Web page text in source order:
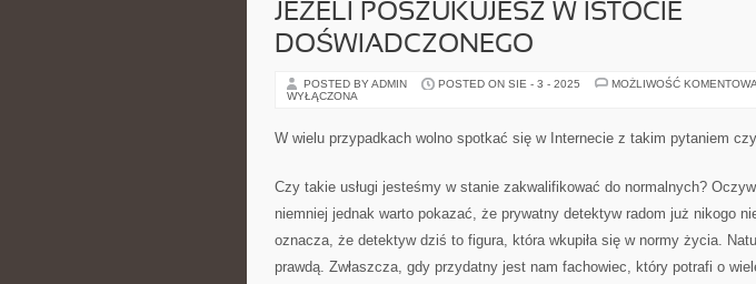
JEŻELI POSZUKUJESZ W ISTOCIE
DOŚWIADCZONEGO
POSTED BY ADMIN POSTED ON SIE - 3 - 2025 MOŻLIWOŚĆ
WYŁĄCZONA
W wielu przypadkach wolno spotkać się w Internecie z takim pytaniem
Czy takie usługi jesteśmy w stanie zakwalifikować do normalnych?
niemniej jednak warto pokazać, że prywatny detektyw radom już nikogo
oznacza, że detektyw dziś to figura, która wkupiła się w normy życia.
prawdą. Zwłaszcza, gdy przydatny jest nam fachowiec, który potrafi o